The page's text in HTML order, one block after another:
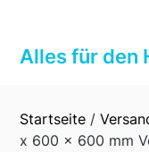
Alles für den
Startseite /
x 600 x 600 mm